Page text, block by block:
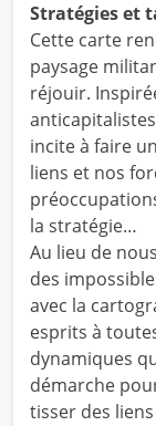
Stratégies et
Cette carte
paysage
réjouir.
anticapitalistes
incite à faire
liens et nos
la stratégie…
Au lieu de
des
avec la
esprits à
dynamiques
démarche
tisser des